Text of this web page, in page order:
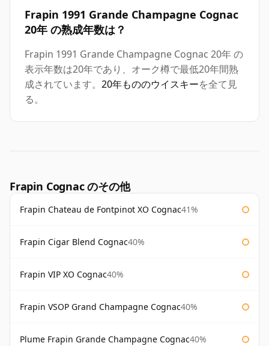
Frapin 1991 Grande Champagne Cognac
20年 の熟成年数は？
Frapin 1991 Grande Champagne Cognac 20年 の
表示年数は20年であり、オーク樽で最低20年間熟
成されています。 20年もののウイスキーを全て見
る。
Frapin Cognac のその他
Frapin Chateau de Fontpinot XO Cognac41%
Frapin Cigar Blend Cognac40%
Frapin VIP XO Cognac40%
Frapin VSOP Grand Champagne Cognac40%
Plume Frapin Grande Champagne Cognac40%